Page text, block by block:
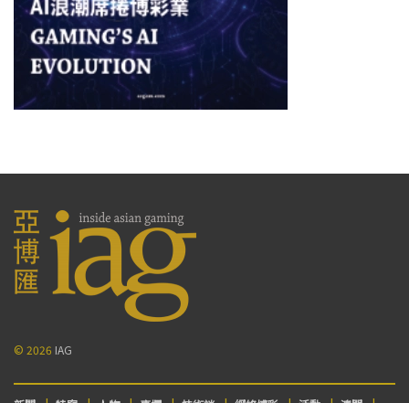
© 2026 IAG